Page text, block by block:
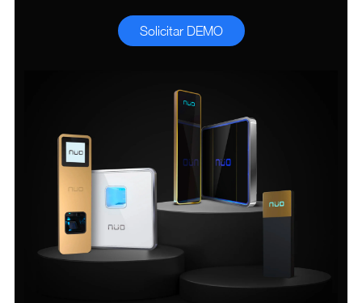
Solicitar DEMO